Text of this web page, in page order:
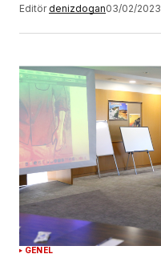
Editör denizdogan03/02/2023
GENEL